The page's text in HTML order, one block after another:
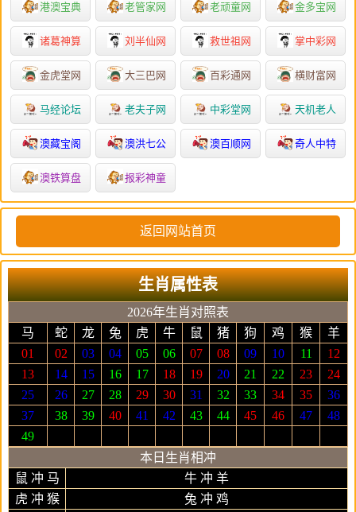
港澳宝典 老管家网 老顽童网 金多宝网
诸葛神算 刘半仙网 救世祖网 掌中彩网
金虎堂网 大三巴网 百彩通网 横财富网
马经论坛 老夫子网 中彩堂网 天机老人
澳藏宝阁 澳洪七公 澳百顺网 奇人中特
澳铁算盘 报彩神童
返回网站首页
生肖属性表
2026年生肖对照表
马
蛇 龙 兔 虎 牛 鼠 猪 狗 鸡 猴
羊
01
02 03 04 05 06 07 08 09 10 11
12
13
14 15 16 17 18 19 20 21 22 23
24
25
26 27 28 29 30 31 32 33 34 35
36
37
38 39 40 41 42 43 44 45 46 47
48
49
本日生肖相冲
鼠 冲 马
牛 冲 羊
虎 冲 猴
兔 冲 鸡